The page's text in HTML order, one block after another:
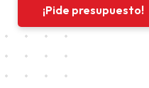
¡Pide presupuesto!